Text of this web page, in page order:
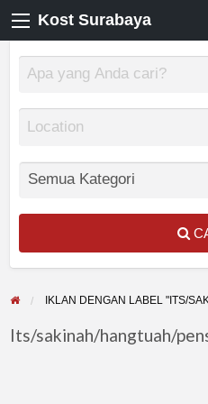
Kost Surabaya
IKLAN DENGAN LABEL "ITS/
Its/sakinah/hangtuah/